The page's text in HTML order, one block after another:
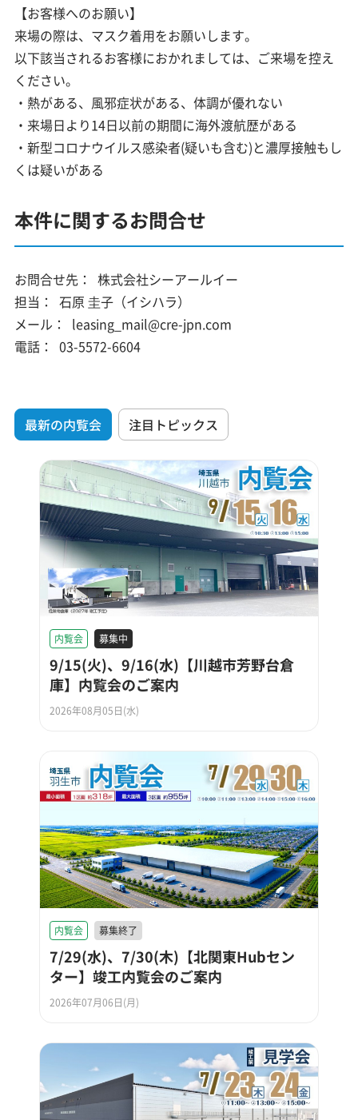
【お客様へのお願い】
来場の際は、マスク着用をお願いします。
以下該当されるお客様におかれましては、ご来場を控え
ください。
・熱がある、風邪症状がある、体調が優れない
・来場日より14日以前の期間に海外渡航歴がある
・新型コロナウイルス感染者(疑いも含む)と濃厚接触もし
くは疑いがある
本件に関するお問合せ
お問合せ先：
株式会社シーアールイー
担当：
石原 圭子（イシハラ）
メール：
leasing_mail@cre-jpn.com
電話：
03-5572-6604
最新の内覧会 注目トピックス
内覧会 募集中
9/15(火)、9/16(水)【川越市芳野台倉
庫】内覧会のご案内
2026年08月05日(水)
内覧会 募集終了
7/29(水)、7/30(木)【北関東Hubセン
ター】竣工内覧会のご案内
2026年07月06日(月)